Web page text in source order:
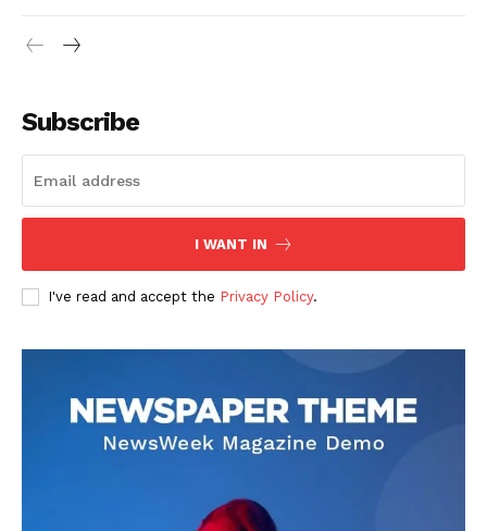
AIN NEWS 1
Subscribe
I WANT IN
I've read and accept the Privacy Policy.